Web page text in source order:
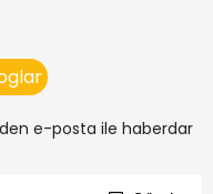
e-posta ile haberdar